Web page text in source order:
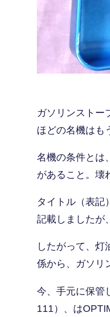
ガソリンストー
ほどの名機はも
名機の条件とは
があること。壊
タイトル（表記
記載しましたが
したがって、灯
係から、ガソリ
今、手元に保管
111）、は